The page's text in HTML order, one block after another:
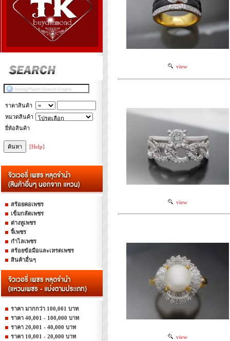
ราคาสินค้า
หมวดสินค้า
ยี่ห้อสินค้า
[Help]
สร้อยคอเพชร
เข็มกลัดเพชร
ต่างหูเพชร
จี้เพชร
กำไลเพชร
สร้อยข้อมือและเหรดเพชร
สินค้าอื่นๆ
ราคา มากกว่า 100,001 บาท
ราคา 40,001 - 100,000 บาท
ราคา 20,001 - 40,000 บาท
ราคา 10,001 - 20,000 บาท
view
view
view